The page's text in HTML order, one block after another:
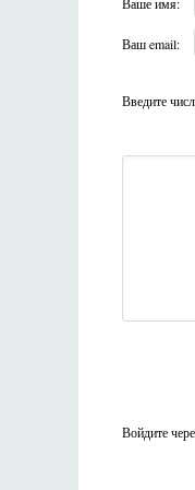
Ваше имя:
Ваш email:
Введите
Войдите